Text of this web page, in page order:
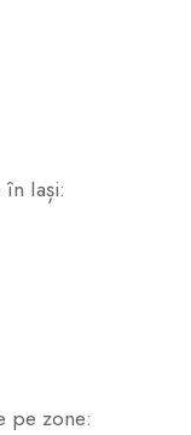
5Iași:
pe zone: